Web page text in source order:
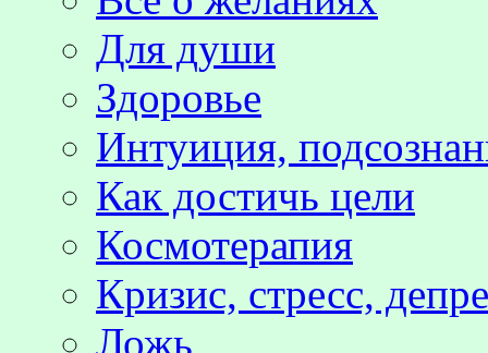
Для души
Здоровье
Интуиция,
Как достичь цели
Космотерапия
Кризис, стресс,
Ложь